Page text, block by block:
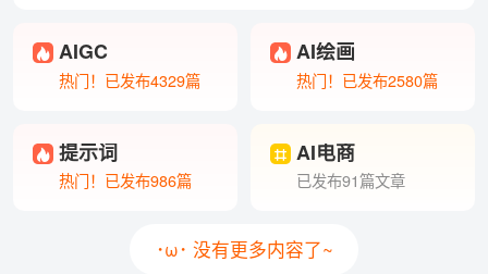
AIGC
热门！已发布4329篇
AI绘画
热门！已发布2580篇
提示词
热门！已发布986篇
AI电商
已发布91篇文章
･ω･ 没有更多内容了~